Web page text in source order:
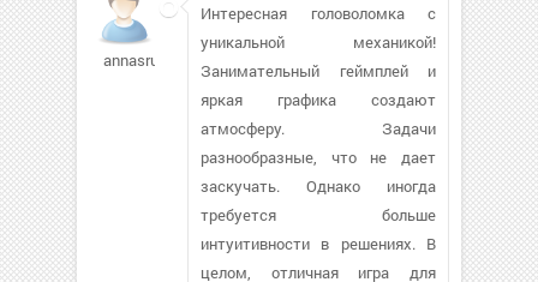
annasru
Интересная головоломка с
уникальной механикой!
Занимательный геймплей и
яркая графика создают
атмосферу. Задачи
разнообразные, что не дает
заскучать. Однако иногда
требуется больше
интуитивности в решениях. В
целом, отличная игра для